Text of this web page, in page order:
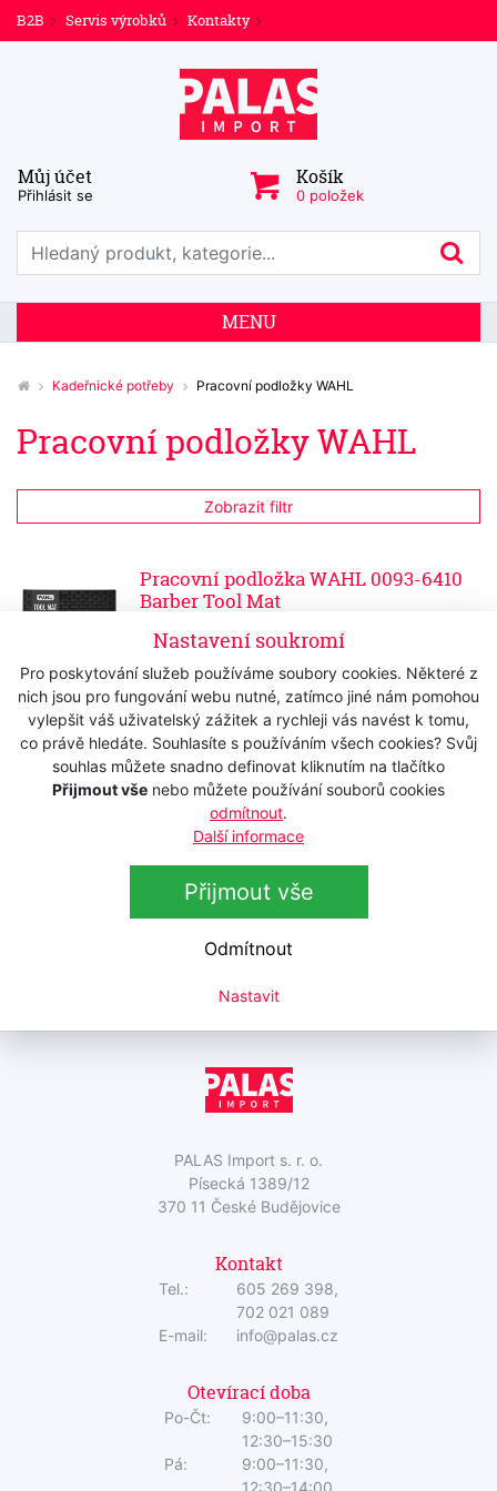
Nastavení soukromí
Pro poskytování služeb používáme soubory cookies. Některé z
nich jsou pro fungování webu nutné, zatímco jiné nám pomohou
vylepšit váš uživatelský zážitek a rychleji vás navést k tomu,
co právě hledáte. Souhlasíte s používáním všech cookies? Svůj
souhlas můžete snadno definovat kliknutím na tlačítko
Přijmout vše nebo můžete používání souborů cookies
odmítnout.
Další informace
Přijmout vše
Odmítnout
Nastavit
B2B Servis výrobků Kontakty
Můj účet
Přihlásit se
Košík
0 položek
Prohledat web
MENU
Kadeřnické potřeby Pracovní podložky WAHL
Pracovní podložky WAHL
Zobrazit filtr
Pracovní podložka WAHL 0093-6410
Barber Tool Mat
765 Kč s DPH
632,23 Kčbez DPH
Přihlášení k odběru newsletteru
Přihlaste se k odběru novinek
Zaškrtnutím souhlasím se zpracováním osobních
PALAS Import s. r. o.
Písecká 1389/12
370 11 České Budějovice
Kontakt
Tel.:
605 269 398,
702 021 089
E-mail:
info@palas.cz
Otevírací doba
Po-Čt:
9:00–11:30,
12:30–15:30
Pá:
9:00–11:30,
12:30–14:00